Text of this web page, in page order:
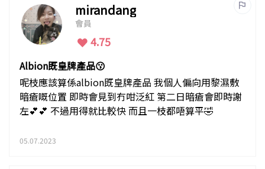
mirandang
會員
4.75
Albion既皇牌產品😗
呢枝應該算係albion既皇牌產品 我個人偏向用黎濕敷
暗瘡嘅位置 即時會見到冇咁泛紅 第二日暗瘡會即時謝
左💕💕 不過用得就比較快 而且一枝都唔算平🤣
05.07.2023